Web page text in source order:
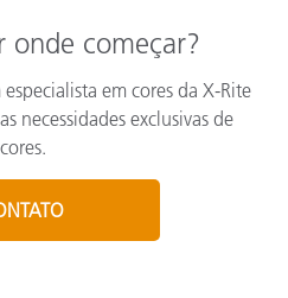
onde começar?
em cores da X-Rite
necessidades exclusivas de
cores.